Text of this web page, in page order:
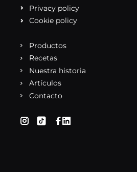
Privacy policy
Cookie policy
Productos
Recetas
Nuestra historia
Artículos
Contacto
(se abre en una nueva
(se abre en una nueva
(se abre en una
(se abre en una